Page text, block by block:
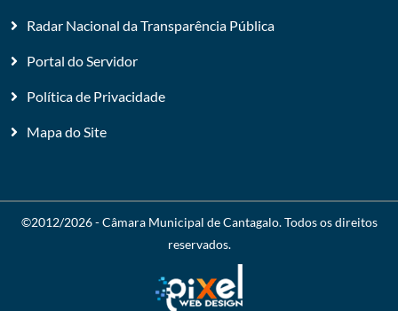
Radar Nacional da Transparência Pública
Portal do Servidor
Política de Privacidade
Mapa do Site
©2012/2026 -Câmara Municipal de Cantagalo. Todos os direitos
reservados.